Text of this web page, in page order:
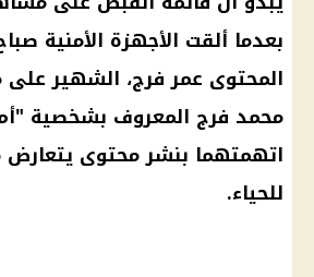
بعدما
المحتوى عمر فرج، الشهير
محمد فرج المعروف بشخصية
اتهمتهما بنشر محتوى يتعارض
للحياء.